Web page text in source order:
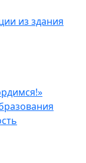
из здания